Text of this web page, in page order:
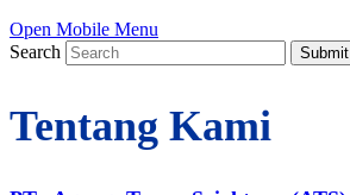
Open Mobile Menu
Search
Submit
Tentang Kami